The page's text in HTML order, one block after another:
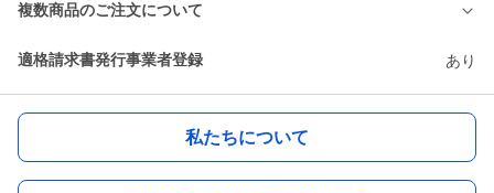
複数商品のご注文について
適格請求書発行事業者登録 あり
私たちについて